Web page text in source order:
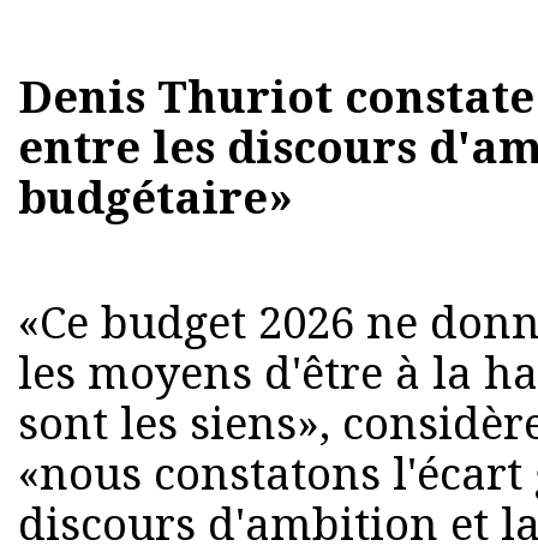
Denis Thuriot
entre les discours
budgétaire»
«Ce budget 2026 ne
les moyens d'être à la
sont les siens»,
«nous constatons
discours d'ambition et